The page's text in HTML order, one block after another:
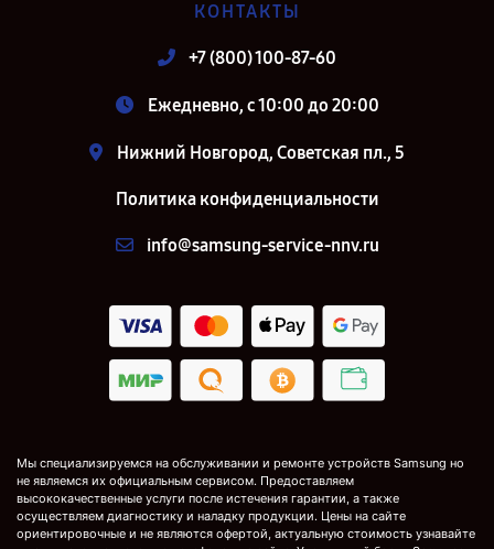
КОНТАКТЫ
+7 (800) 100-87-60
Ежедневно, с 10:00 до 20:00
Нижний Новгород, Советская пл., 5
Политика конфиденциальности
info@samsung-service-nnv.ru
Мы специализируемся на обслуживании и ремонте устройств Samsung но
не являемся их официальным сервисом. Предоставляем
высококачественные услуги после истечения гарантии, а также
осуществляем диагностику и наладку продукции. Цены на сайте
ориентировочные и не являются офертой, актуальную стоимость узнавайте